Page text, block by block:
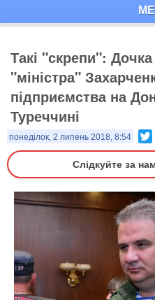
Такі "скрепи":
"міністра"
підприємства на
Туреччині
понеділок, 2 липень 2018, 8:54
Слідкуйте за